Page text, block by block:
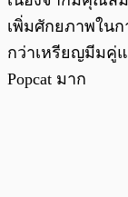
เพิ่มศักยภาพใน
กว่าเหรียญมีมคู่แ
Popcat มาก